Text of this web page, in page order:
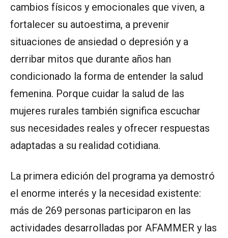
cambios físicos y emocionales que viven, a
fortalecer su autoestima, a prevenir
situaciones de ansiedad o depresión y a
derribar mitos que durante años han
condicionado la forma de entender la salud
femenina. Porque cuidar la salud de las
mujeres rurales también significa escuchar
sus necesidades reales y ofrecer respuestas
adaptadas a su realidad cotidiana.
La primera edición del programa ya demostró
el enorme interés y la necesidad existente:
más de 269 personas participaron en las
actividades desarrolladas por AFAMMER y las